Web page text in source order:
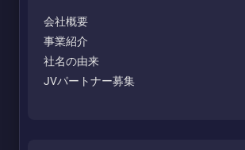
会社概要
事業紹介
社名の由来
JVパートナー募集